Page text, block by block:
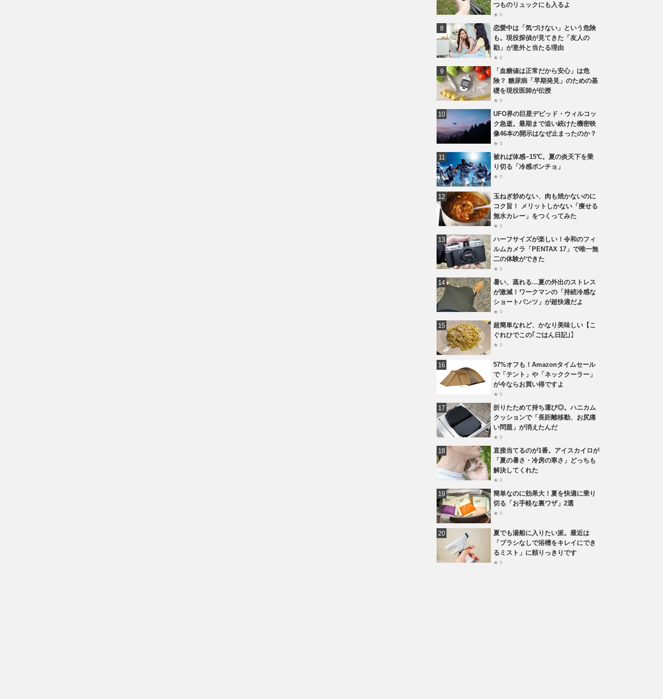
つものリュックにも入るよ
★ 0
恋愛中は「気づけない」という危険
も。現役探偵が見てきた「友人の
勘」が意外と当たる理由
★ 0
「血糖値は正常だから安心」は危
険？ 糖尿病「早期発見」のための基
礎を現役医師が伝授
★ 0
UFO界の巨星デビッド・ウィルコッ
ク急逝。最期まで追い続けた機密映
像46本の開示はなぜ止まったのか？
★ 0
被れば体感−15℃。夏の炎天下を乗
り切る「冷感ポンチョ」
★ 0
玉ねぎ炒めない、肉も焼かないのに
コク旨！ メリットしかない「痩せる
無水カレー」をつくってみた
★ 0
ハーフサイズが楽しい！令和のフィ
ルムカメラ「PENTAX 17」で唯一無
二の体験ができた
★ 0
暑い、蒸れる…夏の外出のストレス
が激減！ワークマンの「持続冷感な
ショートパンツ」が超快適だよ
★ 0
超簡単なれど、かなり美味しい【こ
ぐれひでこの｢ごはん日記｣】
★ 0
57%オフも！Amazonタイムセール
で「テント」や「ネッククーラー」
が今ならお買い得ですよ
★ 0
折りたためて持ち運び◎。ハニカム
クッションで「長距離移動、お尻痛
い問題」が消えたんだ
★ 0
直接当てるのが1番。アイスカイロが
「夏の暑さ・冷房の寒さ」どっちも
解決してくれた
★ 0
簡単なのに効果大！夏を快適に乗り
切る「お手軽な裏ワザ」2選
★ 0
夏でも湯船に入りたい派。最近は
「ブラシなしで浴槽をキレイにでき
るミスト」に頼りっきりです
★ 0